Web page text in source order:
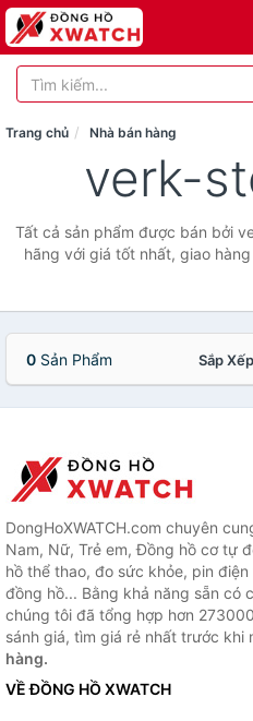
Trang chủ Nhà bán hàng
verk-
Tất cả sản phẩm được bán bởi
hãng với giá tốt nhất, giao
0 Sản Phẩm Sắp
DongHoXWATCH.com chuyên
Nam, Nữ, Trẻ em, Đồng hồ cơ tự
hồ thể thao, đo sức khỏe, pin
đồng hồ... Bằng khả năng sẵn có
chúng tôi đã tổng hợp hơn
sánh giá, tìm giá rẻ nhất trước khi
hàng.
VỀ ĐỒNG HỒ XWATCH